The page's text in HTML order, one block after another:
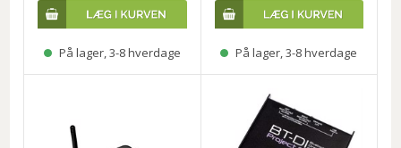
På lager, 3-8 hverdage På lager, 3-8 hverdage